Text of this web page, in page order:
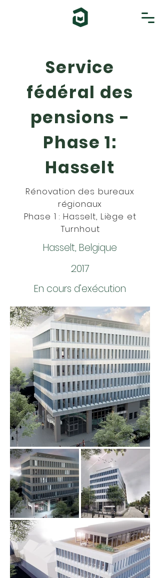
Service
fédéral des
pensions -
Phase 1:
Hasselt
Rénovation des bureaux
régionaux
Phase 1 : Hasselt, Liège et
Turnhout
Hasselt, Belgique
2017
En cours d’exécution